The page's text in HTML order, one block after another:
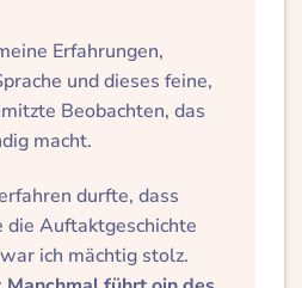
Erfahrungen,
und dieses feine,
Beobachten, das
macht.
durfte, dass
die Auftaktgeschichte
ich mächtig stolz.